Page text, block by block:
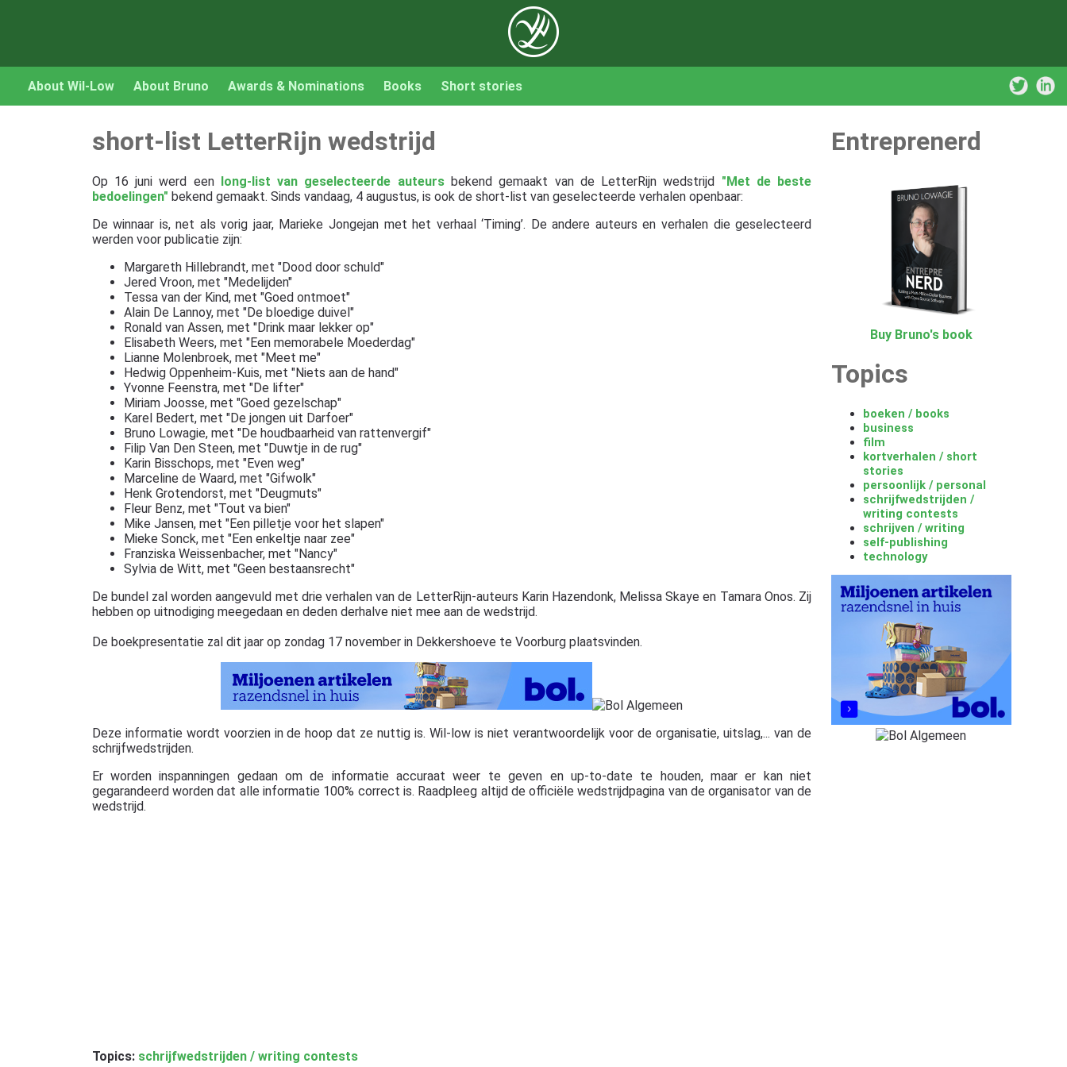
About Wil-Low About Bruno Awards & Nominations Books Short stories
short-list LetterRijn wedstrijd
Op 16 juni werd een long-list van geselecteerde auteursbekend gemaakt van de LetterRijn wedstrijd "Met de beste
bedoelingen" bekend gemaakt. Sinds vandaag, 4 augustus, is ook de short-list van geselecteerde verhalen openbaar:
De winnaar is, net als vorig jaar, Marieke Jongejan met het verhaal ‘Timing’. De andere auteurs en verhalen die geselecteerd
werden voor publicatie zijn:
Margareth Hillebrandt, met "Dood door schuld"
Jered Vroon, met "Medelijden"
Tessa van der Kind, met "Goed ontmoet"
Alain De Lannoy, met "De bloedige duivel"
Ronald van Assen, met "Drink maar lekker op"
Elisabeth Weers, met "Een memorabele Moederdag"
Lianne Molenbroek, met "Meet me"
Hedwig Oppenheim-Kuis, met "Niets aan de hand"
Yvonne Feenstra, met "De lifter"
Miriam Joosse, met "Goed gezelschap"
Karel Bedert, met "De jongen uit Darfoer"
Bruno Lowagie, met "De houdbaarheid van rattenvergif"
Filip Van Den Steen, met "Duwtje in de rug"
Karin Bisschops, met "Even weg"
Marceline de Waard, met "Gifwolk"
Henk Grotendorst, met "Deugmuts"
Fleur Benz, met "Tout va bien"
Mike Jansen, met "Een pilletje voor het slapen"
Mieke Sonck, met "Een enkeltje naar zee"
Franziska Weissenbacher, met "Nancy"
Sylvia de Witt, met "Geen bestaansrecht"
De bundel zal worden aangevuld met drie verhalen van de LetterRijn-auteurs Karin Hazendonk, Melissa Skaye en Tamara Onos. Zij
hebben op uitnodiging meegedaan en deden derhalve niet mee aan de wedstrijd.
De boekpresentatie zal dit jaar op zondag 17 november in Dekkershoeve te Voorburg plaatsvinden.
Deze informatie wordt voorzien in de hoop dat ze nuttig is. Wil-low is niet verantwoordelijk voor de organisatie, uitslag,... van de
schrijfwedstrijden.
Er worden inspanningen gedaan om de informatie accuraat weer te geven en up-to-date te houden, maar er kan niet
gegarandeerd worden dat alle informatie 100% correct is. Raadpleeg altijd de officiële wedstrijdpagina van de organisator van de
wedstrijd.
Topics: schrijfwedstrijden / writing contests
Entreprenerd
Buy Bruno's book
Topics
boeken / books
business
film
kortverhalen / short
stories
persoonlijk / personal
schrijfwedstrijden /
writing contests
schrijven / writing
self-publishing
technology